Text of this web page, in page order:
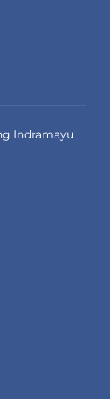
Indramayu